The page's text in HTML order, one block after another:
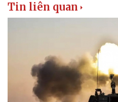
Tin liên quan